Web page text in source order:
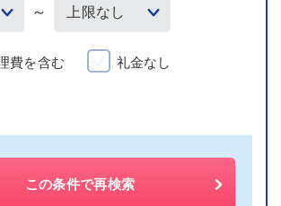
～
費を含む 礼金なし
この条件で再検索